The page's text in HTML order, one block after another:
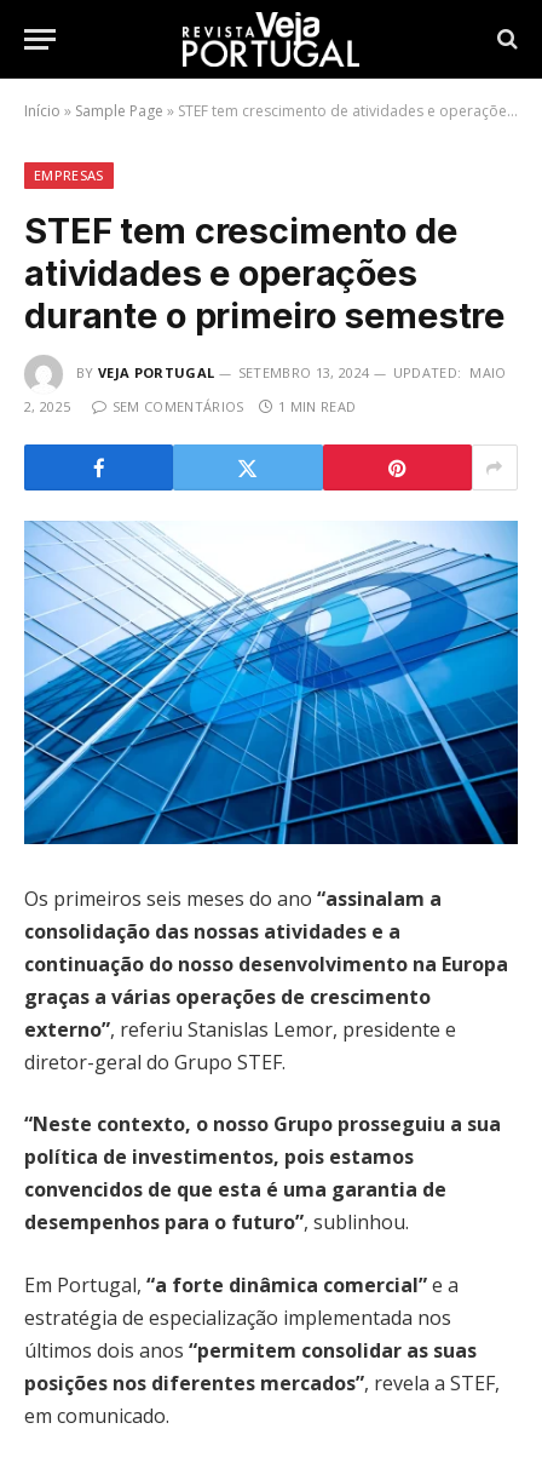
Início » Sample Page » STEF tem crescimento de atividades e operações durante o primeiro semestre
EMPRESAS
STEF tem crescimento de
atividades e operações
durante o primeiro semestre
BY VEJA PORTUGAL SETEMBRO 13, 2024 UPDATED: MAIO
2, 2025
SEM COMENTÁRIOS 1 MIN READ
Os primeiros seis meses do ano “assinalam a
consolidação das nossas atividades e a
continuação do nosso desenvolvimento na Europa
graças a várias operações de crescimento
externo”, referiu Stanislas Lemor, presidente e
diretor-geral do Grupo STEF.
“Neste contexto, o nosso Grupo prosseguiu a sua
política de investimentos, pois estamos
convencidos de que esta é uma garantia de
desempenhos para o futuro”, sublinhou.
Em Portugal, “a forte dinâmica comercial”e a
estratégia de especialização implementada nos
últimos dois anos “permitem consolidar as suas
posições nos diferentes mercados”, revela a STEF,
em comunicado.